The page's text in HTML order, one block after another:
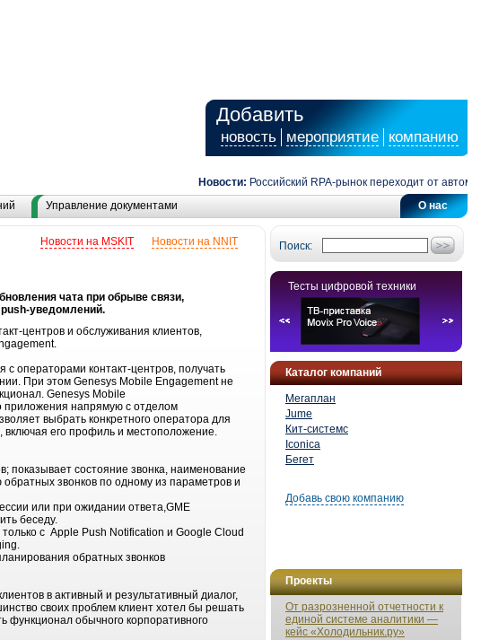
Добавить
новость мероприятие компанию
Новости: Российский RPA-рынок переходит от
О нас
Управление документами
Поиск:
Тесты цифровой техники
Каталог компаний
Мегаплан
Jume
Кит-системс
Iconica
Бегет
Добавь свою компанию
Проекты
От разрозненной отчетности к
единой системе аналитики —
кейс «Холодильник.ру»
Новости на NNIT
Новости на MSKIT
чата при обрыве связи,
уведомлений.
центров и обслуживания клиентов,
операторами контакт-центров, получать
При этом Genesys Mobile Engagement не
Genesys Mobile
приложения напрямую с отделом
выбрать конкретного оператора для
его профиль и местоположение.
показывает состояние звонка, наименование
звонков по одному из параметров и
или при ожидании ответа,GME
беседу.
с Apple Push Notification и Google Cloud
обратных звонков
в активный и результативный диалог,
своих проблем клиент хотел бы решать
обычного корпоративного